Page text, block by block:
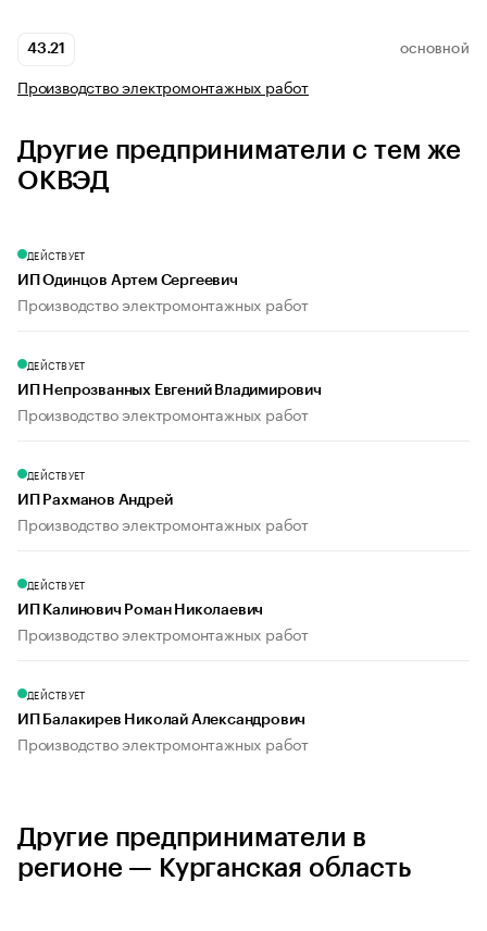
43.21 ОСНОВНОЙ
Производство электромонтажных работ
Другие предприниматели с тем же
ОКВЭД
ДЕЙСТВУЕТ
ИП Одинцов Артем Сергеевич
Производство электромонтажных работ
ДЕЙСТВУЕТ
ИП Непрозванных Евгений Владимирович
Производство электромонтажных работ
ДЕЙСТВУЕТ
ИП Рахманов Андрей
Производство электромонтажных работ
ДЕЙСТВУЕТ
ИП Калинович Роман Николаевич
Производство электромонтажных работ
ДЕЙСТВУЕТ
ИП Балакирев Николай Александрович
Производство электромонтажных работ
Другие предприниматели в
регионе — Курганская область